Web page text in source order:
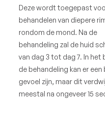
Deze wordt toegepast
behandelen van diepere
rondom de mond. Na de
behandeling zal de huid
van dag 3 tot dag 7. In het
de behandeling kan er een
gevoel zijn, maar dit
meestal na ongeveer 15